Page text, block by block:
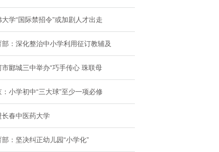
大学“国际禁招令”或加剧人才出走
部：深化整治中小学利用征订教辅及
市郾城三中举办“巧手传心 珠联母
：小学初中“三大球”至少一项必修
长春中医药大学
部：坚决纠正幼儿园“小学化”